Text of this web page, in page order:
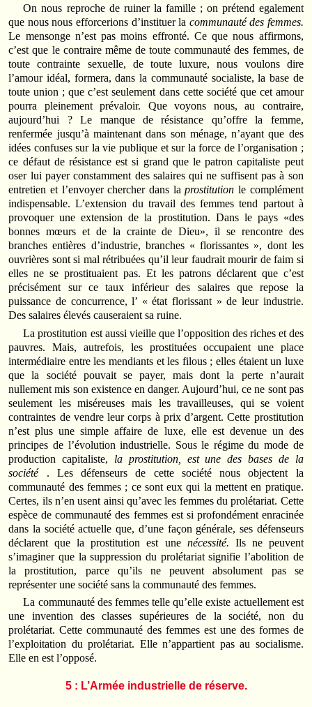
On nous reproche de ruiner la famille ; on prétend egalement
que nous nous efforcerions d’instituer la communauté des femmes.
Le mensonge n’est pas moins effronté. Ce que nous affirmons,
c’est que le contraire même de toute communauté des femmes, de
toute contrainte sexuelle, de toute luxure, nous voulons dire
l’amour idéal, formera, dans la communauté socialiste, la base de
toute union ; que c’est seulement dans cette société que cet amour
pourra pleinement prévaloir. Que voyons nous, au contraire,
aujourd’hui ? Le manque de résistance qu’offre la femme,
renfermée jusqu’à maintenant dans son ménage, n’ayant que des
idées confuses sur la vie publique et sur la force de l’organisation ;
ce défaut de résistance est si grand que le patron capitaliste peut
oser lui payer constamment des salaires qui ne suffisent pas à son
entretien et l’envoyer chercher dans laprostitutionle complément
indispensable. L’extension du travail des femmes tend partout à
provoquer une extension de la prostitution. Dans le pays «des
bonnes mœurs et de la crainte de Dieu», il se rencontre des
branches entières d’industrie, branches « florissantes », dont les
ouvrières sont si mal rétribuées qu’il leur faudrait mourir de faim si
elles ne se prostituaient pas. Et les patrons déclarent que c’est
précisément sur ce taux inférieur des salaires que repose la
puissance de concurrence, l’ « état florissant » de leur industrie.
Des salaires élevés causeraient sa ruine.
La prostitution est aussi vieille que l’opposition des riches et des
pauvres. Mais, autrefois, les prostituées occupaient une place
intermédiaire entre les mendiants et les filous ; elles étaient un luxe
que la société pouvait se payer, mais dont la perte n’aurait
nullement mis son existence en danger. Aujourd’hui, ce ne sont pas
seulement les miséreuses mais les travailleuses, qui se voient
contraintes de vendre leur corps à prix d’argent. Cette prostitution
n’est plus une simple affaire de luxe, elle est devenue un des
principes de l’évolution industrielle. Sous le régime du mode de
production capitaliste, la prostitution, est une des bases de la
société. Les défenseurs de cette société nous objectent la
communauté des femmes ; ce sont eux qui la mettent en pratique.
Certes, ils n’en usent ainsi qu’avec les femmes du prolétariat. Cette
espèce de communauté des femmes est si profondément enracinée
dans la société actuelle que, d’une façon générale, ses défenseurs
déclarent que la prostitution est une nécessité. Ils ne peuvent
s’imaginer que la suppression du prolétariat signifie l’abolition de
la prostitution, parce qu’ils ne peuvent absolument pas se
représenter une société sans la communauté des femmes.
La communauté des femmes telle qu’elle existe actuellement est
une invention des classes supérieures de la société, non du
prolétariat. Cette communauté des femmes est une des formes de
l’exploitation du prolétariat. Elle n’appartient pas au socialisme.
Elle en est l’opposé.
5 : L’Armée industrielle de réserve.